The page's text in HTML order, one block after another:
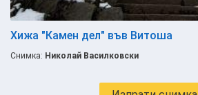
Хижа "Камен дел" във Витоша
Снимка: Николай Василковски